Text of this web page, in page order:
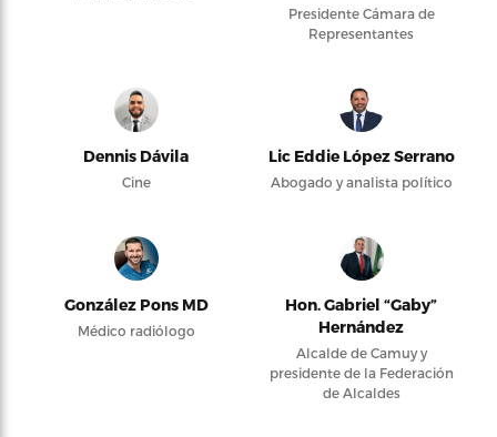
Presidente Cámara de
Representantes
Dennis Dávila
Cine
Lic Eddie López Serrano
Abogado y analista político
González Pons MD
Médico radiólogo
Hon. Gabriel “Gaby”
Hernández
Alcalde de Camuy y
presidente de la Federación
de Alcaldes